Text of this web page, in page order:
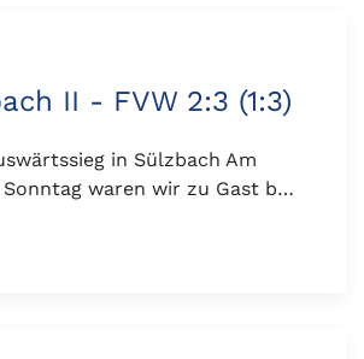
II - FVW 2:3 (1:3)
in Sülzbach Am
Sonntag waren wir zu Gast b…